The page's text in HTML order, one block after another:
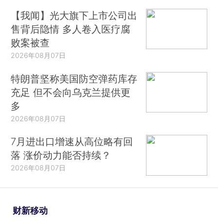
【我闻】光大旗下上市公司出
售背后隐情 多人卷入医疗腐
败案被查
2026年08月07日
特朗普坚称美国防空弹药库存
充足 但不会向乌克兰提供更
多
2026年08月07日
7月进出口增速从高位略有回
落 涨价动力能否持续？
2026年08月07日
财新移动